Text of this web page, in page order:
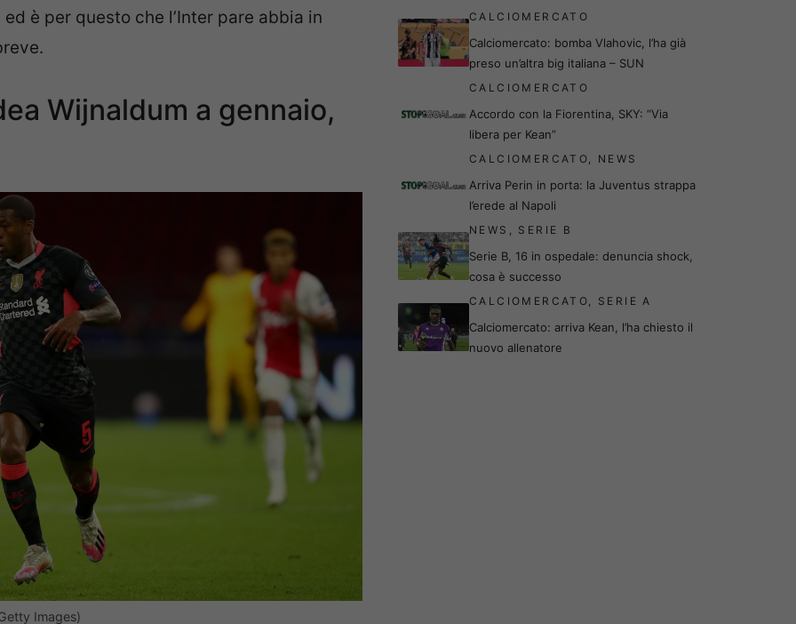
ed è per questo che l’Inter pare abbia in
Wijnaldum a gennaio,
Images)
CALCIOMERCATO
Calciomercato: bomba Vlahovic, l’ha già
preso un’altra big italiana – SUN
CALCIOMERCATO
Accordo con la Fiorentina, SKY: “Via
libera per Kean”
CALCIOMERCATO, NEWS
Arriva Perin in porta: la Juventus strappa
l’erede al Napoli
NEWS , SERIE B
Serie B, 16 in ospedale: denuncia shock,
cosa è successo
CALCIOMERCATO, SERIE A
Calciomercato: arriva Kean, l’ha chiesto il
nuovo allenatore